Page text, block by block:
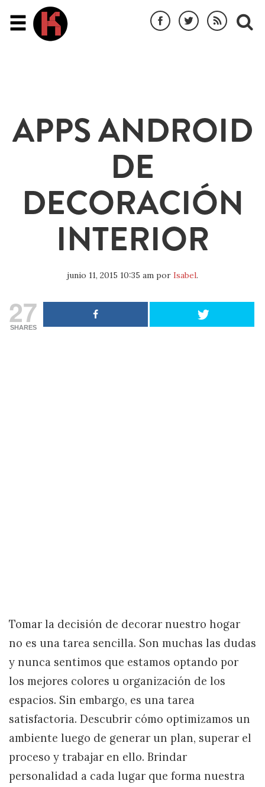
APPS ANDROID
DE
DECORACIÓN
INTERIOR
junio 11, 2015 10:35 am por Isabel.
27
SHARES
Tomar la decisión de decorar nuestro hogar
no es una tarea sencilla. Son muchas las dudas
y nunca sentimos que estamos optando por
los mejores colores u organización de los
espacios. Sin embargo, es una tarea
satisfactoria. Descubrir cómo optimizamos un
ambiente luego de generar un plan, superar el
proceso y trabajar en ello. Brindar
personalidad a cada lugar que forma nuestra